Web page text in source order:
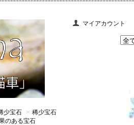
マイアカウント
少宝石 > 稀少宝石
のある宝石